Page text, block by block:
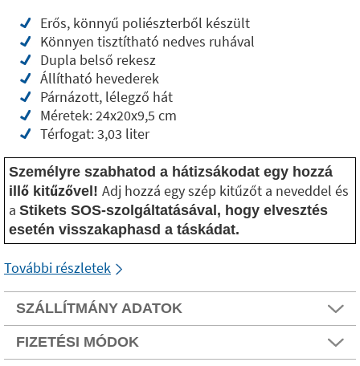
Erős, könnyű poliészterből készült
Könnyen tisztítható nedves ruhával
Dupla belső rekesz
Állítható hevederek
Párnázott, lélegző hát
Méretek: 24x20x9,5 cm
Térfogat: 3,03 liter
Személyre szabhatod a hátizsákodat egy hozzá
illő kitűzővel! Adj hozzá egy szép kitűzőt a neveddel és
a Stikets SOS-szolgáltatásával, hogy elvesztés
esetén visszakaphasd a táskádat.
További részletek
SZÁLLÍTMÁNY ADATOK
FIZETÉSI MÓDOK